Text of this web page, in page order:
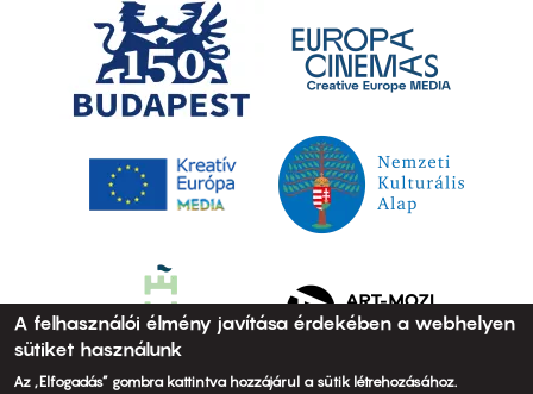
A felhasználói élmény javítása érdekében a webhelyen
sütiket használunk
Az „Elfogadás” gombra kattintva hozzájárul a sütik létrehozásához.